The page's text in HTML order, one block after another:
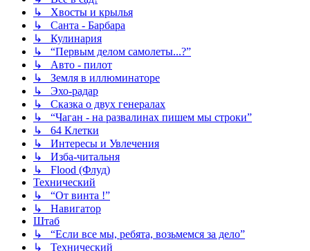
↳ Хвосты и крылья
↳ Санта - Барбара
↳ Кулинария
↳ “Первым делом самолеты...?”
↳ Авто - пилот
↳ Земля в иллюминаторе
↳ Эхо-радар
↳ Сказка о двух генералах
↳ “Чаган - на развалинах пишем мы строки”
↳ 64 Клетки
↳ Интересы и Увлечения
↳ Изба-читальня
↳ Flood (Флуд)
Технический
↳ “От винта !”
↳ Навигатор
Штаб
↳ “Если все мы, ребята, возьмемся за дело”
↳ Технический